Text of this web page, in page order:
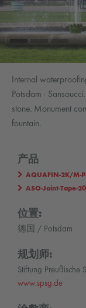
Internal
Potsdam -
stone. Monument
fountain.
产品
AQUAFIN-2K/M-
ASO-Joint-Tape-
位置:
德国 / Potsdam
规划师:
Stiftung Preußische
www.spsg.de